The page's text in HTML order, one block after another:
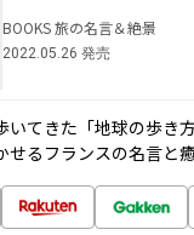
BOOKS 旅の名言＆絶景
2022.05.26 発売
いてきた「地球の歩き
せるフランスの名言と